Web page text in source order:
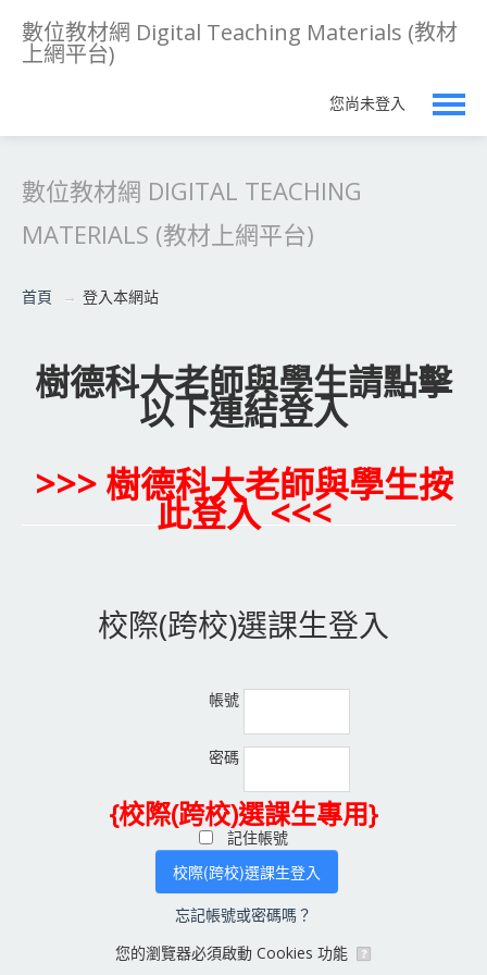
數位教材網 Digital Teaching Materials (教材
上網平台)
您尚未登入
數位教材網 DIGITAL TEACHING
MATERIALS (教材上網平台)
首頁 → 登入本網站
樹德科大老師與學生請點擊
以下連結登入
>>> 樹德科大老師與學生按
此登入 <<<
校際(跨校)選課生登入
帳號
密碼
{校際(跨校)選課生專用}
記住帳號
忘記帳號或密碼嗎？
您的瀏覽器必須啟動 Cookies 功能